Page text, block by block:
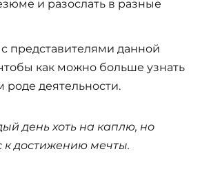
и разослать в разные
представителями данной
как можно больше узнать
деятельности.
день хоть на каплю, но
к достижению мечты.